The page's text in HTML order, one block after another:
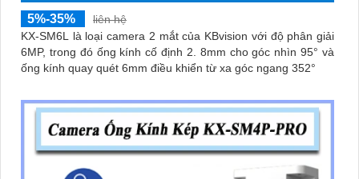
5%-35%
liên hệ
KX-SM6L là loại camera 2 mắt của KBvision với độ phân giải
6MP, trong đó ống kính cố định 2. 8mm cho góc nhìn 95° và
ống kính quay quét 6mm điều khiển từ xa góc ngang 352°